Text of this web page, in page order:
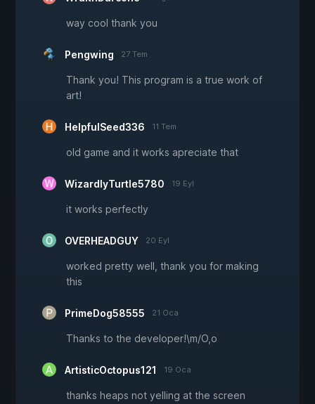
way cool thank you
Pengwing 27 Tem
Thank you! This program is a true work of
art!
HelpfulSeed336 11 Tem
old game and it works apreciate that
WizardlyTurtle5780 19 Eyl
it works perfectly
OVERHEADGUY 20 Eyl
worked pretty well, thank you for making
this
PrimeDog58555 21 Oca
Thanks to the developer!\m/O,o
ArtisticOctopus121 19 Oca
thanks heaps not yelling at the screen